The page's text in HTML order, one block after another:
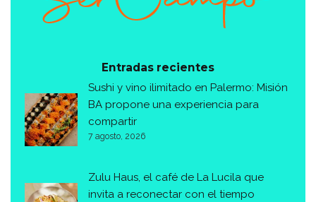
Entradas recientes
Sushi y vino ilimitado en Palermo: Misión
BA propone una experiencia para
compartir
7 agosto, 2026
Zulu Haus, el café de La Lucila que
invita a reconectar con el tiempo